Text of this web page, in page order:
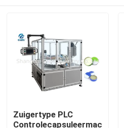
Zuigertype PLC
Controlecapsuleermachine